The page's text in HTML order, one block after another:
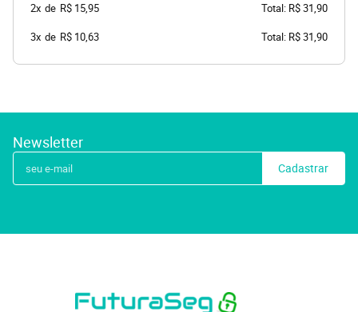
2x de R$ 15,95
Total: R$ 31,90
3x de R$ 10,63 Total: R$ 31,90
Newsletter
Cadastrar